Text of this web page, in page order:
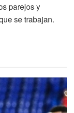
parejos y
se trabajan.